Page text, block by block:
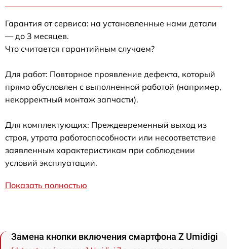
Гарантия от сервиса: на установленные нами детали
— до 3 месяцев.
Что считается гарантийным случаем?
Для работ: Повторное проявление дефекта, который
прямо обусловлен с выполненной работой (например,
некорректный монтаж запчасти).
Для комплектующих: Преждевременный выход из
строя, утрата работоспособности или несоответствие
заявленным характеристикам при соблюдении
условий эксплуатации.
Показать полностью
Замена кнопки включения смартфона Z Umidigi